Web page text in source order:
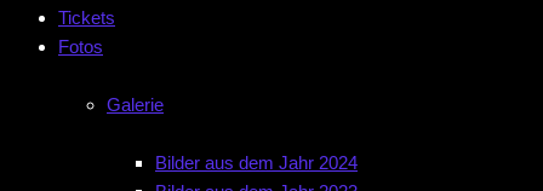
Tickets
Fotos
Galerie
Bilder aus dem Jahr 2024